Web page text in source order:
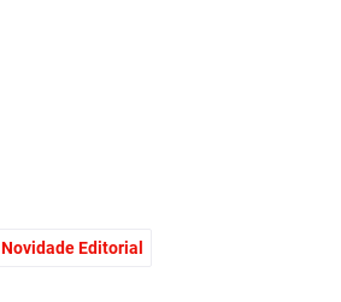
Novidade Editorial